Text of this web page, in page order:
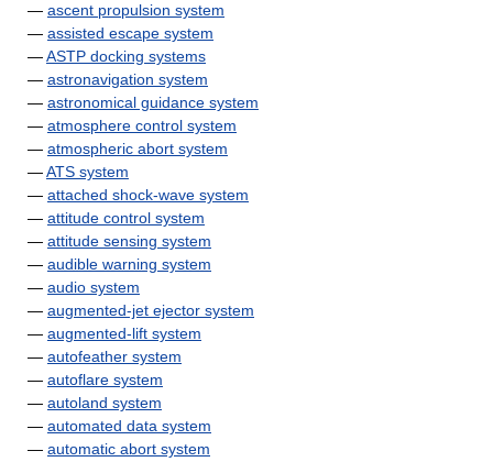
— ascent propulsion system
— assisted escape system
—ASTP docking systems
— astronavigation system
— astronomical guidance system
— atmosphere control system
— atmospheric abort system
—ATS system
— attached shock-wave system
— attitude control system
— attitude sensing system
— audible warning system
— audio system
— augmented-jet ejector system
— augmented-lift system
— autofeather system
— autoflare system
— autoland system
— automated data system
— automatic abort system